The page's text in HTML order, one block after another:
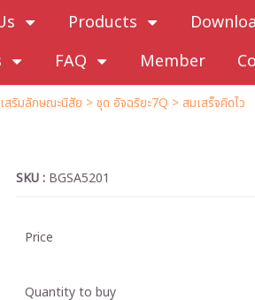
Products
FAQ Member
สริมลักษณะนิสัย >ชุด อัจฉริยะ7Q > สมเสร็จคิดไว
SKU : BGSA5201
Price
Quantity to buy